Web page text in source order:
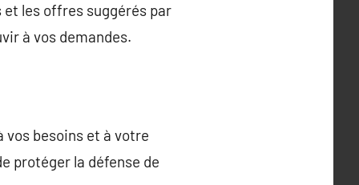
les offres suggérés par
à vos demandes.
vos besoins et à votre
protéger la défense de